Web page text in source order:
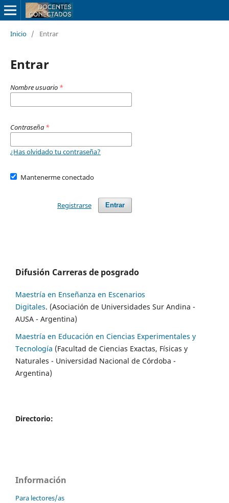
Inicio / Entrar
Entrar
Nombre usuario *
Contraseña *
¿Has olvidado tu contraseña?
Mantenerme conectado
Entrar
Registrarse
Difusión Carreras de posgrado
Maestría en Enseñanza en Escenarios
Digitales. (Asociación de Universidades Sur Andina -
AUSA - Argentina)
Maestría en Educación en Ciencias Experimentales y
Tecnología (Facultad de Ciencias Exactas, Físicas y
Naturales - Universidad Nacional de Córdoba -
Argentina)
Directorio:
Información
Para lectores/as